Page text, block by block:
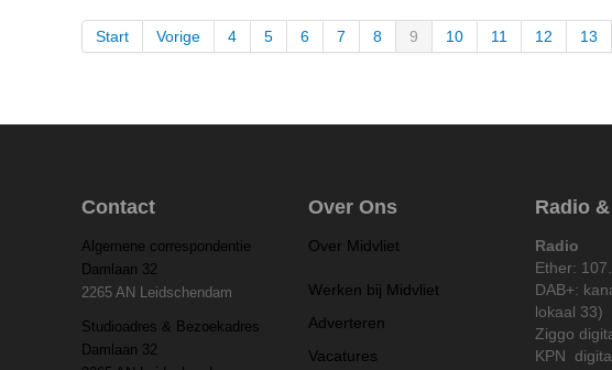
Start Vorige 4 5 6 7 8 9 10 11 12 13
Contact
Algemene correspondentie
Damlaan 32
2265 AN Leidschendam
Studioadres & Bezoekadres
Damlaan 32
Over Ons
Over Midvliet
Werken bij Midvliet
Adverteren
Vacatures
Radio
Radio
Ether:
DAB+:
lokaal 33)
Ziggo
KPN